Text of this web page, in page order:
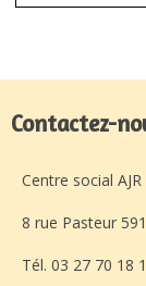
Contactez-
Centre social AJR
8 rue Pasteur
Tél. 03 27 70 18